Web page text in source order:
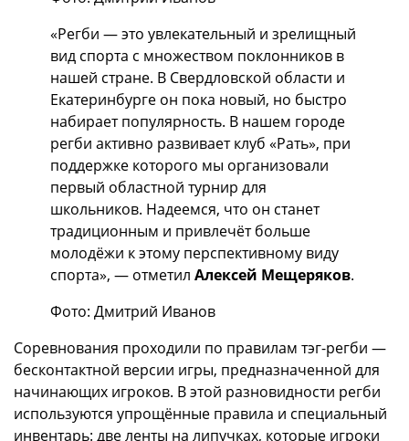
«Регби — это увлекательный и зрелищный
вид спорта с множеством поклонников в
нашей стране. В Свердловской области и
Екатеринбурге он пока новый, но быстро
набирает популярность. В нашем городе
регби активно развивает клуб «Рать», при
поддержке которого мы организовали
первый областной турнир для
школьников. Надеемся, что он станет
традиционным и привлечёт больше
молодёжи к этому перспективному виду
спорта», — отметил Алексей Мещеряков.
Фото: Дмитрий Иванов
Соревнования проходили по правилам тэг-регби —
бесконтактной версии игры, предназначенной для
начинающих игроков. В этой разновидности регби
используются упрощённые правила и специальный
инвентарь: две ленты на липучках, которые игроки